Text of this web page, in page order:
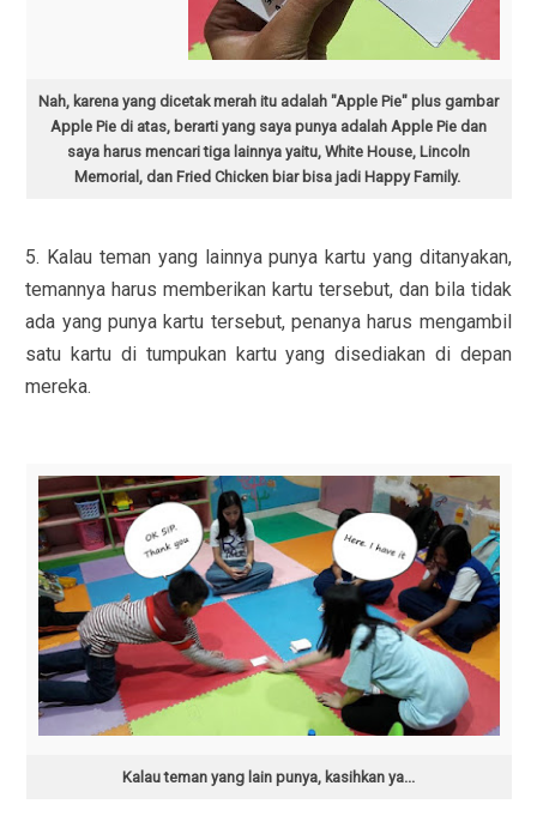
Nah, karena yang dicetak merah itu adalah "Apple Pie" plus gambar
Apple Pie di atas, berarti yang saya punya adalah Apple Pie dan
saya harus mencari tiga lainnya yaitu, White House, Lincoln
Memorial, dan Fried Chicken biar bisa jadi Happy Family.
5. Kalau teman yang lainnya punya kartu yang ditanyakan,
temannya harus memberikan kartu tersebut, dan bila tidak
ada yang punya kartu tersebut, penanya harus mengambil
satu kartu di tumpukan kartu yang disediakan di depan
mereka.
Kalau teman yang lain punya, kasihkan ya...